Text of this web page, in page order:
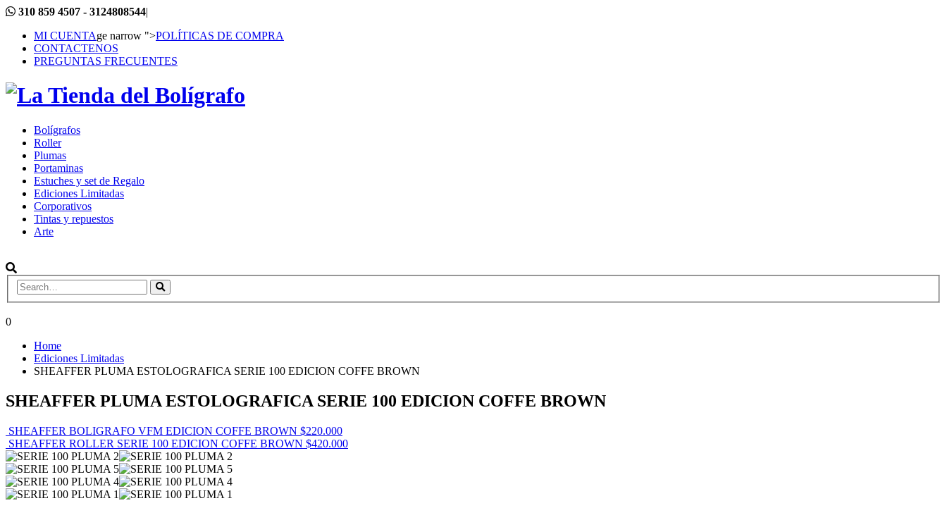
310 859 4507 - 3124808544|
MI CUENTAge narrow ">POLÍTICAS DE COMPRA
CONTACTENOS
PREGUNTAS FRECUENTES
Bolígrafos
Roller
Plumas
Portaminas
Estuches y set de Regalo
Ediciones Limitadas
Corporativos
Tintas y repuestos
Arte
0
Home
Ediciones Limitadas
SHEAFFER PLUMA ESTOLOGRAFICA SERIE 100 EDICION COFFE BROWN
SHEAFFER PLUMA ESTOLOGRAFICA SERIE 100 EDICION COFFE BROWN
SHEAFFER BOLIGRAFO VFM EDICION COFFE BROWN $220.000
SHEAFFER ROLLER SERIE 100 EDICION COFFE BROWN $420.000